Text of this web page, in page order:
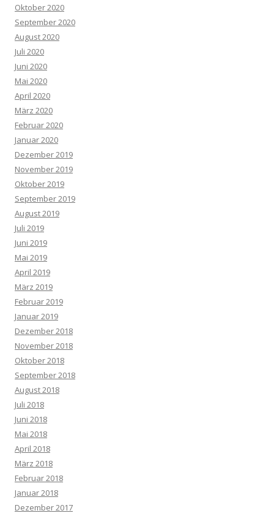
Oktober 2020
September 2020
August 2020
Juli 2020
Juni 2020
Mai 2020
April 2020
März 2020
Februar 2020
Januar 2020
Dezember 2019
November 2019
Oktober 2019
September 2019
August 2019
Juli 2019
Juni 2019
Mai 2019
April 2019
März 2019
Februar 2019
Januar 2019
Dezember 2018
November 2018
Oktober 2018
September 2018
August 2018
Juli 2018
Juni 2018
Mai 2018
April 2018
März 2018
Februar 2018
Januar 2018
Dezember 2017